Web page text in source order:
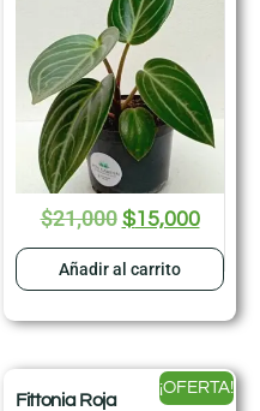
$21,000 $15,000
Añadir al carrito
Fittonia Roja
¡OFERTA!